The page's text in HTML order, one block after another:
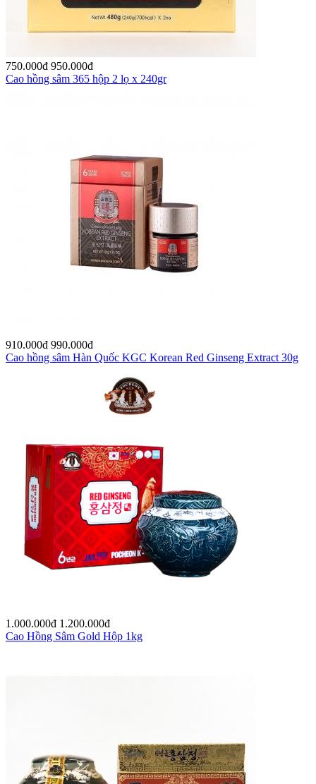
750.000đ 950.000đ
Cao hồng sâm 365 hộp 2 lọ x 240gr
910.000đ 990.000đ
Cao hồng sâm Hàn Quốc KGC Korean Red Ginseng Extract 30g
1.000.000đ 1.200.000đ
Cao Hồng Sâm Gold Hộp 1kg